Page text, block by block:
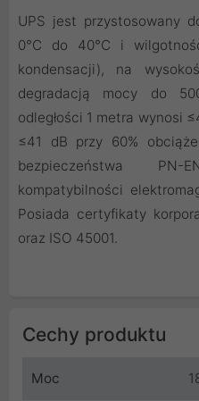
UPS jest przystosowany
0°C do 40°C i
kondensacji), na
degradacją mocy do
odległości 1 metra wynosi
≤41 dB przy 60%
bezpieczeństwa
kompatybilności
Posiada certyfikaty
oraz ISO 45001.
Cechy produktu
Moc